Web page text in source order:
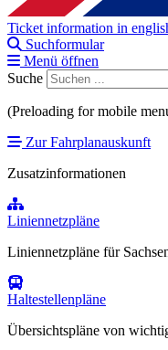
Ticket information in
Suchformular
Menü öffnen
Suche
(Preloading for mobile
Zur Fahrplanauskunft
Zusatzinformationen
Liniennetzpläne
Liniennetzpläne für
Haltestellenpläne
Übersichtspläne von